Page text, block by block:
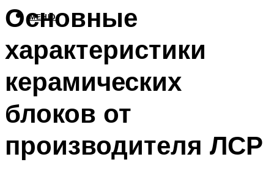
МЕНЮ
Основные
характеристики
керамических
блоков от
производителя ЛСР